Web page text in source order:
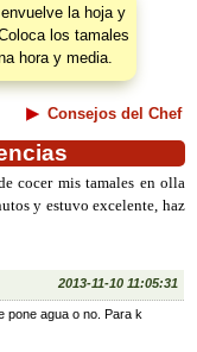
la hoja y
los tamales
hora y media.
Consejos del Chef
cocer mis tamales en olla
y estuvo excelente, haz
2013-11-10 11:05:31
pone agua o no. Para k